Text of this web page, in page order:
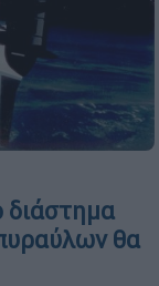
διάστημα
θα